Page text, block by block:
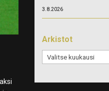
3.8.2026
Arkistot
Arkistot